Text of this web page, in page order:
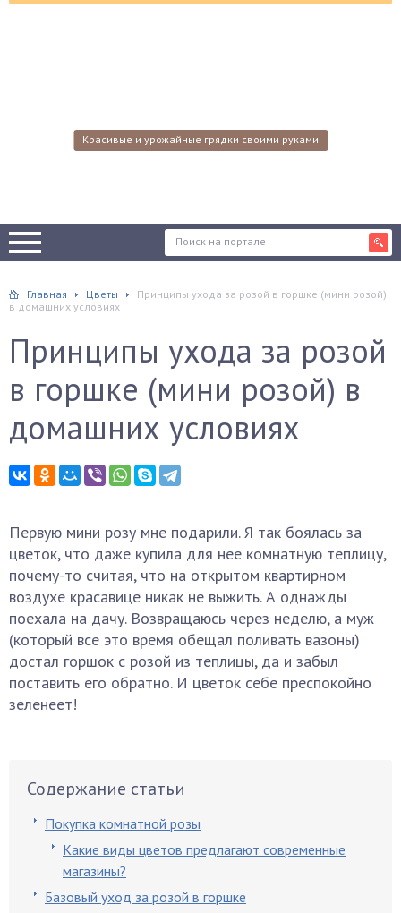
Красивые и урожайные грядки своими руками
Главная Цветы
Принципы ухода за розой в горшке (мини розой)
в домашних условиях
Принципы ухода за розой
в горшке (мини розой) в
домашних условиях
Первую мини розу мне подарили. Я так боялась за
цветок, что даже купила для нее комнатную теплицу,
почему-то считая, что на открытом квартирном
воздухе красавице никак не выжить. А однажды
поехала на дачу. Возвращаюсь через неделю, а муж
(который все это время обещал поливать вазоны)
достал горшок с розой из теплицы, да и забыл
поставить его обратно. И цветок себе преспокойно
зеленеет!
Содержание статьи
Покупка комнатной розы
Какие виды цветов предлагают современные
магазины?
Базовый уход за розой в горшке